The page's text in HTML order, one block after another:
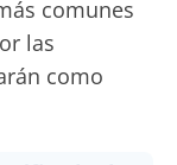
comunes
las
como